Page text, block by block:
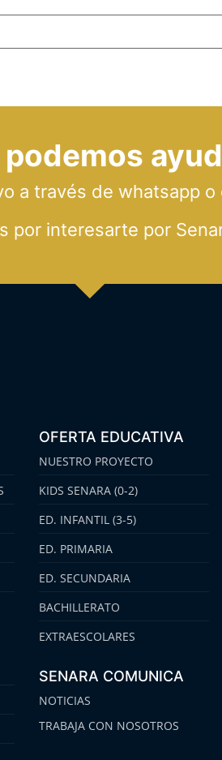
podemos
a través de whatsapp o
por interesarte por
OFERTA EDUCATIVA
NUESTRO PROYECTO
KIDS SENARA (0-2)
ED. INFANTIL (3-5)
ED. PRIMARIA
ED. SECUNDARIA
BACHILLERATO
EXTRAESCOLARES
SENARA COMUNICA
NOTICIAS
TRABAJA CON NOSOTROS